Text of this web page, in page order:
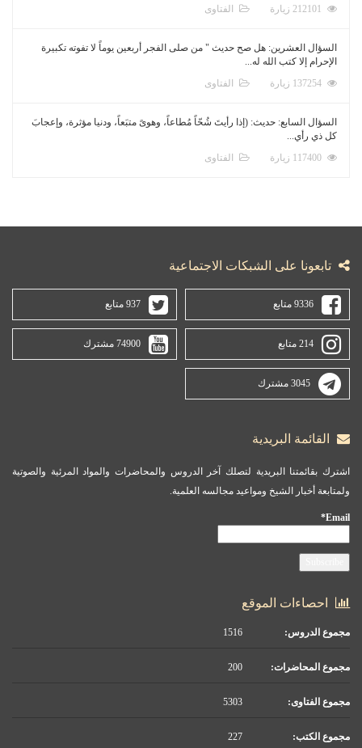
الفتاوى
السؤال العشرين: هل صح حديث " من صلى الفجر أربعين يوماً لا تفوته تكبيرة
الإحرام إلا كتب الله له...
الفتاوى
السؤال السابع: حديث: (إذا رأيتَ شُحّاً مُطاعاً، وهوىً متبَعاً، ودنيا مؤثرة، وإعجابَ
كل ذي رأي...
الفتاوى
تابعونا على الشبكات الاجتماعية
9336 متابع 937 متابع
214 متابع 74900 مشترك
3045 مشترك
القائمة البريدية
اشترك بقائمتنا البريدية لتصلك آخر الدروس والمحاضرات والمواد المرئية والصوتية
ولمتابعة أخبار الشيخ ومواعيد مجالسه العلمية.
Email*
احصاءات الموقع
مجموع الدروس:
مجموع المحاضرات:
مجموع الفتاوى:
مجموع الكتب: